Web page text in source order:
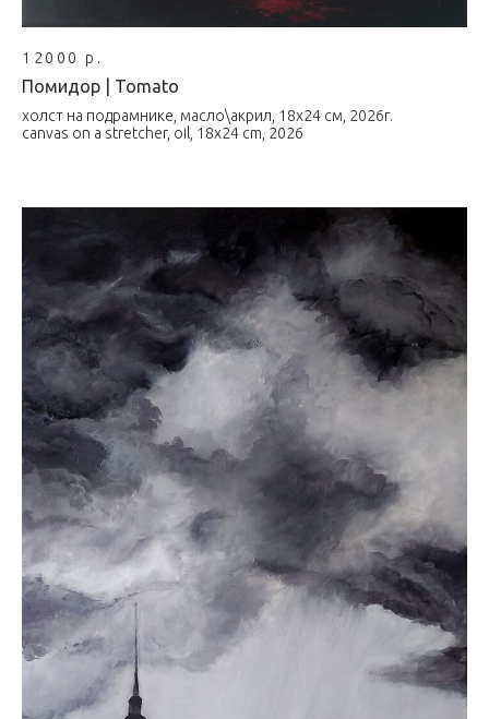
12000 р.
Помидор | Tomato
холст на подрамнике, масло\акрил, 18х24 см, 2026г.
canvas on a stretcher, oil, 18x24 cm, 2026